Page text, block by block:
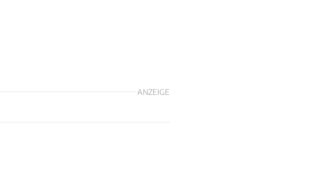
ANZEIGE